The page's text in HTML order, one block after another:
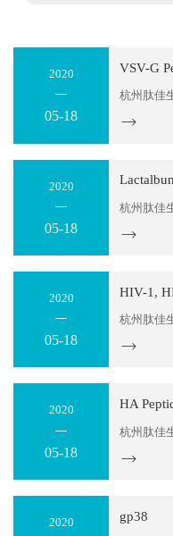
2020
05-18
VSV-G
2020
05-18
2020
05-18
HIV-1,
2020
05-18
HA
2020 gp38